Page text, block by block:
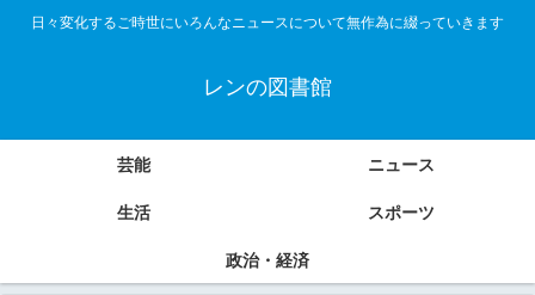
日々変化するご時世にいろんなニュースについて無作為に綴っていきます
レンの図書館
芸能
ニュース
生活
スポーツ
政治・経済